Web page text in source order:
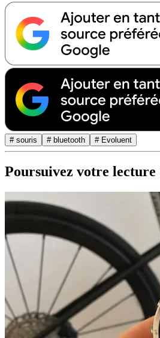
# souris # bluetooth # Evoluent
Poursuivez votre lecture